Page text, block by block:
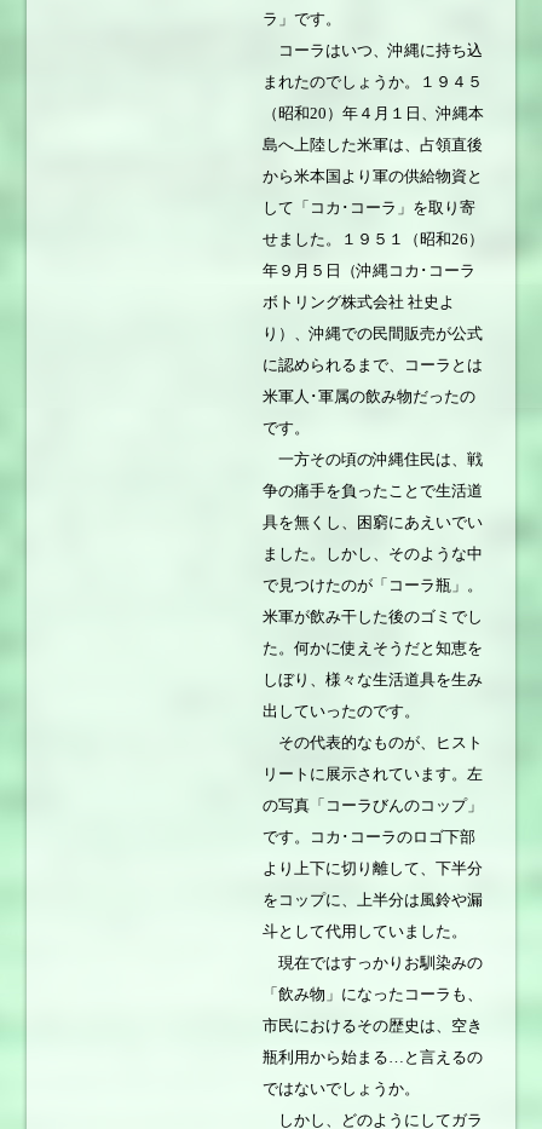
ラ」です。
コーラはいつ、沖縄に持ち込
まれたのでしょうか。１９４５
（昭和20）年４月１日、沖縄本
島へ上陸した米軍は、占領直後
から米本国より軍の供給物資と
して「コカ･コーラ」を取り寄
せました。１９５１（昭和26）
年９月５日（沖縄コカ･コーラ
ボトリング株式会社 社史よ
り）、沖縄での民間販売が公式
に認められるまで、コーラとは
米軍人･軍属の飲み物だったの
です。
一方その頃の沖縄住民は、戦
争の痛手を負ったことで生活道
具を無くし、困窮にあえいでい
ました。しかし、そのような中
で見つけたのが「コーラ瓶」。
米軍が飲み干した後のゴミでし
た。何かに使えそうだと知恵を
しぼり、様々な生活道具を生み
出していったのです。
その代表的なものが、ヒスト
リートに展示されています。左
の写真「コーラびんのコップ」
です。コカ･コーラのロゴ下部
より上下に切り離して、下半分
をコップに、上半分は風鈴や漏
斗として代用していました。
現在ではすっかりお馴染みの
「飲み物」になったコーラも、
市民におけるその歴史は、空き
瓶利用から始まる…と言えるの
ではないでしょうか。
しかし、どのようにしてガラ